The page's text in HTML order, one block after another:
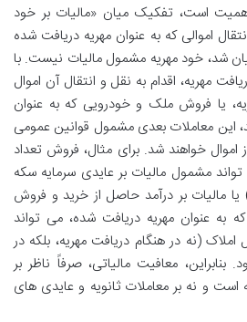
است، تفکیک میان «مالیات بر خود
اموالی که به عنوان مهریه دریافت شده
شد، خود مهریه مشمول مالیات نیست. با
مهریه، اقدام به نقل و انتقال آن اموال
یا فروش ملک و خودرویی که به عنوان
این معاملات بعدی مشمول قوانین عمومی
اموال خواهند شد. برای مثال، فروش تعداد
مشمول مالیات بر عایدی سرمایه سکه
مالیات بر درآمد حاصل از خرید و فروش
به عنوان مهریه دریافت شده، می تواند
(نه در هنگام دریافت مهریه، بلکه در
معافیت مالیاتی، صرفاً ناظر بر
است و نه بر معاملات ثانویه و عایدی های